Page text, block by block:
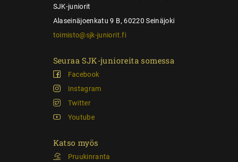
SJK-juniorit
Alaseinäjoenkatu 9 B, 60220 Seinäjoki
toimisto@sjk-juniorit.fi
Seuraa SJK-junioreita somessa
Facebook
Instagram
Twitter
Youtube
Katso myös
Pruukinranta